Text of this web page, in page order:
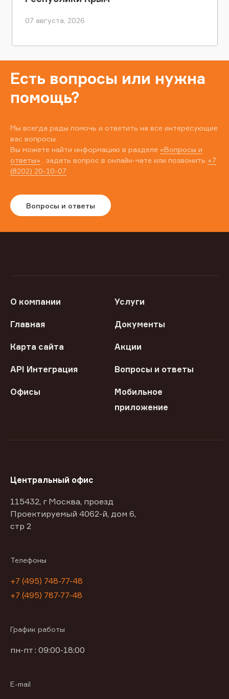
07 августа, 2026
Есть вопросы или нужна
помощь?
Мы всегда рады помочь и ответить на все интересующие
вас вопросы.
Вы можете найти информацию в разделе «Вопросы и
ответы» , задать вопрос в онлайн-чате или позвонить +7
(8202) 20-10-07
Вопросы и ответы
О компании Услуги
Главная Документы
Карта сайта Акции
API Интеграция Вопросы и ответы
Офисы
Мобильное
приложение
Центральный офис
115432, г Москва, проезд
Проектируемый 4062-й, дом 6,
стр 2
Телефоны
+7 (495) 748-77-48
+7 (495) 787-77-48
График работы
пн-пт : 09:00-18:00
E-mail